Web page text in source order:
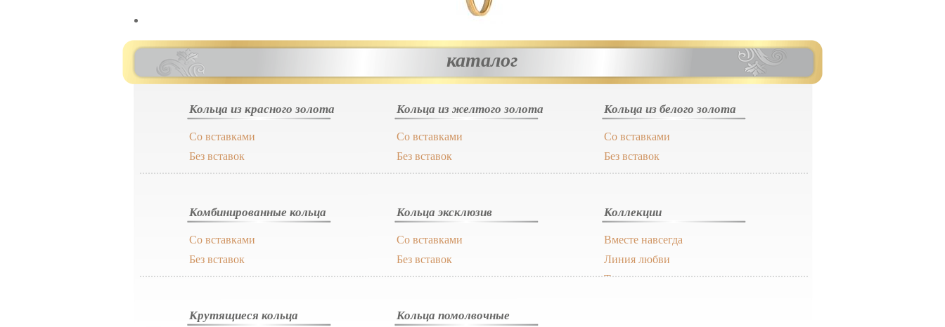
каталог
Кольца из красного золота
Со вставками
Без вставок
Кольца из желтого золота
Со вставками
Без вставок
Кольца из белого золота
Со вставками
Без вставок
Комбинированные кольца
Со вставками
Без вставок
Кольца эксклюзив
Со вставками
Без вставок
Коллекции
Вместе навсегда
Линия любви
Тиамо
Крутящиеся кольца Кольца помолвочные